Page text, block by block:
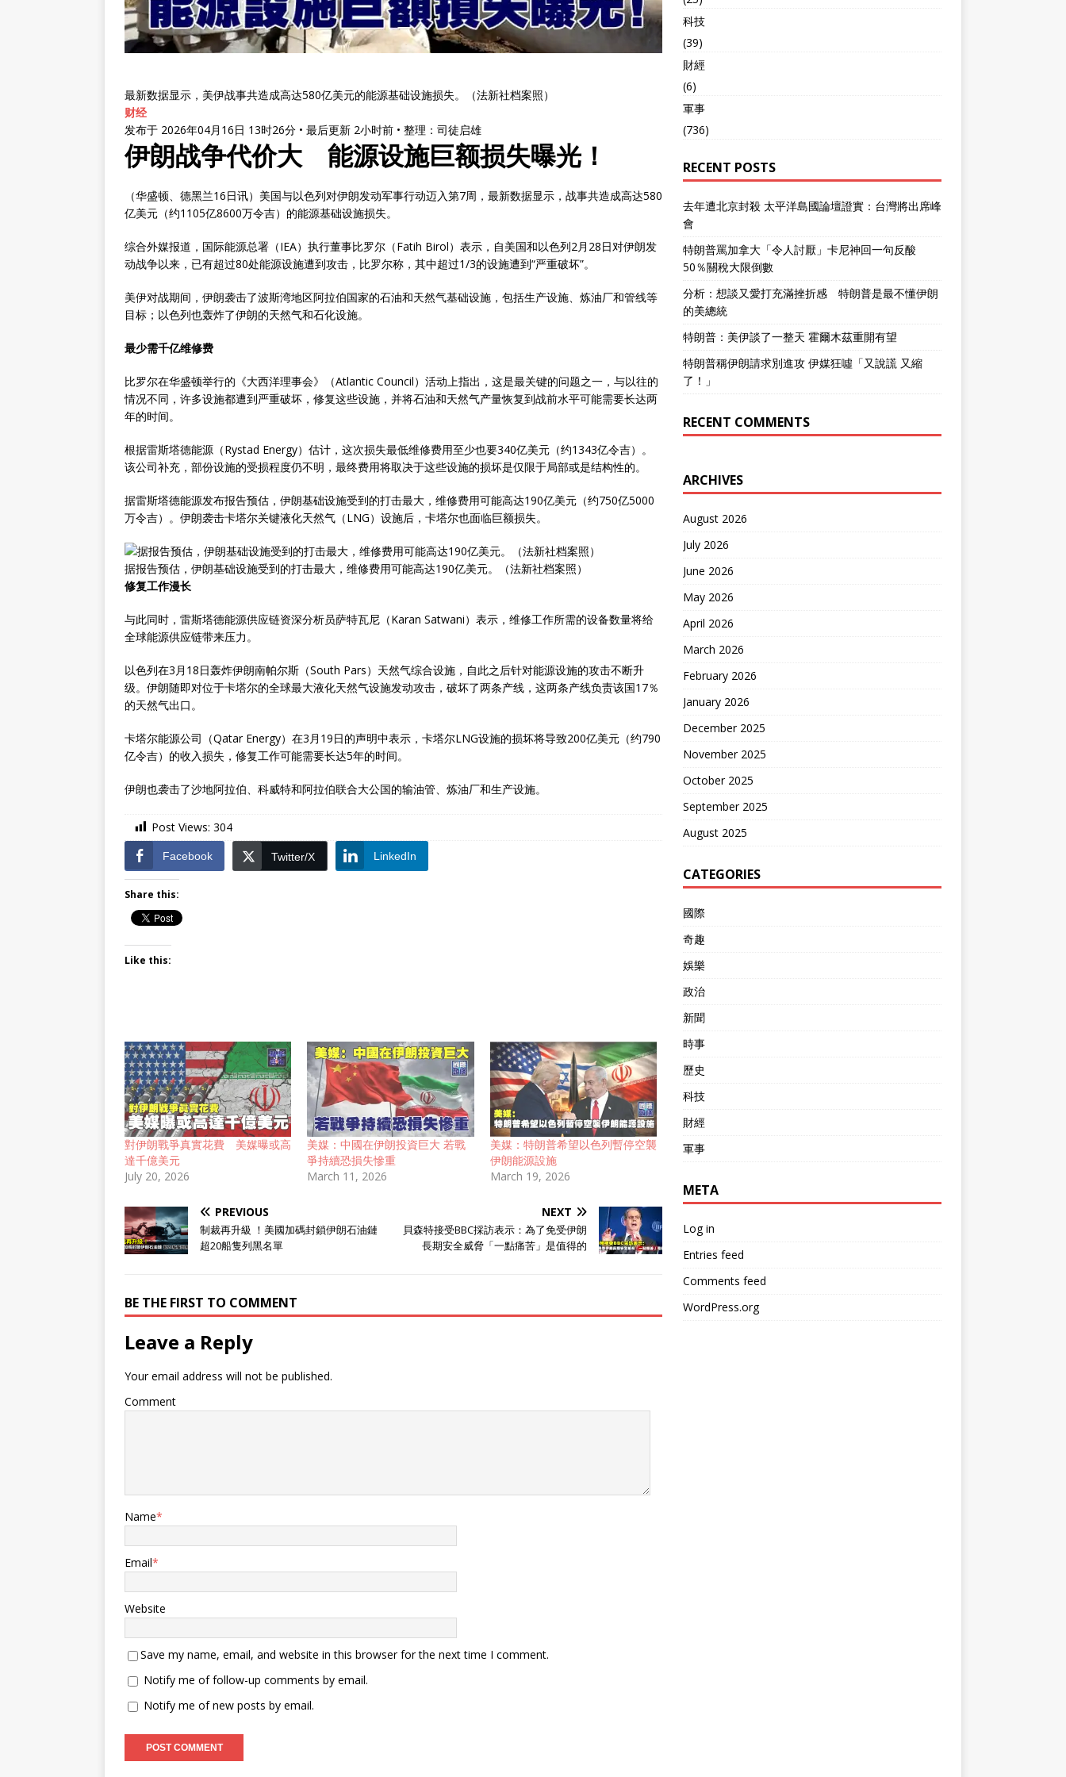
最新数据显示，美伊战事共造成高达580亿美元的能源基础设施损失。（法新社档案照）
财经
发布于 2026年04月16日 13时26分 • 最后更新 2小时前 • 整理：司徒启雄
伊朗战争代价大 能源设施巨额损失曝光！
（华盛顿、德黑兰16日讯）美国与以色列对伊朗发动军事行动迈入第7周，最新数据显示，战事共造成高达580
亿美元（约1105亿8600万令吉）的能源基础设施损失。
综合外媒报道，国际能源总署（IEA）执行董事比罗尔（Fatih Birol）表示，自美国和以色列2月28日对伊朗发
动战争以来，已有超过80处能源设施遭到攻击，比罗尔称，其中超过1/3的设施遭到“严重破坏”。
美伊对战期间，伊朗袭击了波斯湾地区阿拉伯国家的石油和天然气基础设施，包括生产设施、炼油厂和管线等
目标；以色列也轰炸了伊朗的天然气和石化设施。
最少需千亿维修费
比罗尔在华盛顿举行的《大西洋理事会》（Atlantic Council）活动上指出，这是最关键的问题之一，与以往的
情况不同，许多设施都遭到严重破坏，修复这些设施，并将石油和天然气产量恢复到战前水平可能需要长达两
年的时间。
根据雷斯塔德能源（Rystad Energy）估计，这次损失最低维修费用至少也要340亿美元（约1343亿令吉）。
该公司补充，部份设施的受损程度仍不明，最终费用将取决于这些设施的损坏是仅限于局部或是结构性的。
据雷斯塔德能源发布报告预估，伊朗基础设施受到的打击最大，维修费用可能高达190亿美元（约750亿5000
万令吉）。伊朗袭击卡塔尔关键液化天然气（LNG）设施后，卡塔尔也面临巨额损失。
据报告预估，伊朗基础设施受到的打击最大，维修费用可能高达190亿美元。（法新社档案照）
修复工作漫长
与此同时，雷斯塔德能源供应链资深分析员萨特瓦尼（Karan Satwani）表示，维修工作所需的设备数量将给
全球能源供应链带来压力。
以色列在3月18日轰炸伊朗南帕尔斯（South Pars）天然气综合设施，自此之后针对能源设施的攻击不断升
级。伊朗随即对位于卡塔尔的全球最大液化天然气设施发动攻击，破坏了两条产线，这两条产线负责该国17％
的天然气出口。
卡塔尔能源公司（Qatar Energy）在3月19日的声明中表示，卡塔尔LNG设施的损坏将导致200亿美元（约790
亿令吉）的收入损失，修复工作可能需要长达5年的时间。
伊朗也袭击了沙地阿拉伯、科威特和阿拉伯联合大公国的输油管、炼油厂和生产设施。
Post Views: 304
Facebook Twitter/X LinkedIn
Share this:
Like this:
對伊朗戰爭真實花費 美媒曝或高
達千億美元
July 20, 2026
美媒：中國在伊朗投資巨大 若戰
爭持續恐損失慘重
March 11, 2026
美媒：特朗普希望以色列暫停空襲
伊朗能源設施
March 19, 2026
PREVIOUS
制裁再升級 ！美國加碼封鎖伊朗石油鏈
超20船隻列黑名單
NEXT
貝森特接受BBC採訪表示：為了免受伊朗
長期安全威脅「一點痛苦」是值得的
BE THE FIRST TO COMMENT
Leave a Reply
Your email address will not be published.
Comment
Name*
Email*
Website
Save my name, email, and website in this browser for the next time I comment.
Notify me of follow-up comments by email.
Notify me of new posts by email.
科技
(39)
財經
(6)
軍事
(736)
RECENT POSTS
去年遭北京封殺 太平洋島國論壇證實：台灣將出席峰
會
特朗普罵加拿大「令人討厭」卡尼神回一句反酸
50％關稅大限倒數
分析：想談又愛打充滿挫折感 特朗普是最不懂伊朗
的美總統
特朗普：美伊談了一整天 霍爾木茲重開有望
特朗普稱伊朗請求別進攻 伊媒狂噓「又說謊 又縮
了！」
RECENT COMMENTS
ARCHIVES
August 2026
July 2026
June 2026
May 2026
April 2026
March 2026
February 2026
January 2026
December 2025
November 2025
October 2025
September 2025
August 2025
CATEGORIES
國際
奇趣
娛樂
政治
新聞
時事
歷史
科技
財經
軍事
META
Log in
Entries feed
Comments feed
WordPress.org